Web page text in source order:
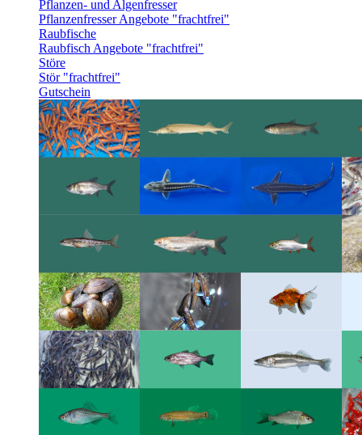
Pflanzen- und Algenfresser
Pflanzenfresser Angebote "frachtfrei"
Raubfische
Raubfisch Angebote "frachtfrei"
Störe
Stör "frachtfrei"
Gutschein